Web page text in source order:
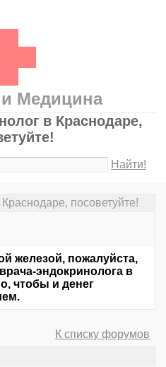
Медицина
в Краснодаре,
Найти!
посоветуйте!
железой, пожалуйста,
эндокринолога в
чтобы и денег
К списку форумов